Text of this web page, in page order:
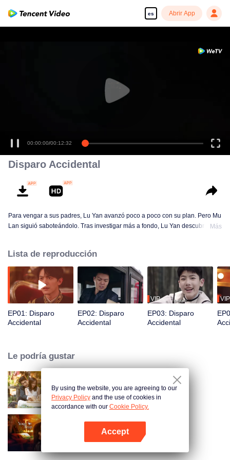
es Abrir App
00:00:00/00:12:32
Disparo Accidental
Para vengar a sus padres, Lu Yan avanzó poco a poco con su plan. Pero Mu
Lan siguió saboteándolo. Tras investigar más a fondo, Lu Yan descubrió que
adivinado todos sus movimientos...
Más
Lista de reproducción
EP01: Disparo
Accidental
EP02: Disparo
Accidental
VIP
EP03: Disparo
Accidental
VIP
Le podría gustar
Amor como un contrato
Your Trap
By using the website, you are agreeing to our
Privacy Policy and the use of cookies in
accordance with our Cookie Policy.
Accept